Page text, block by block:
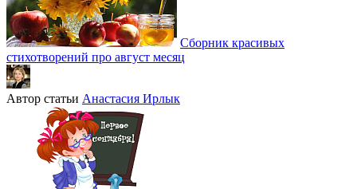
Сборник красивых
стихотворений про август месяц
Автор статьи Анастасия Ирлык